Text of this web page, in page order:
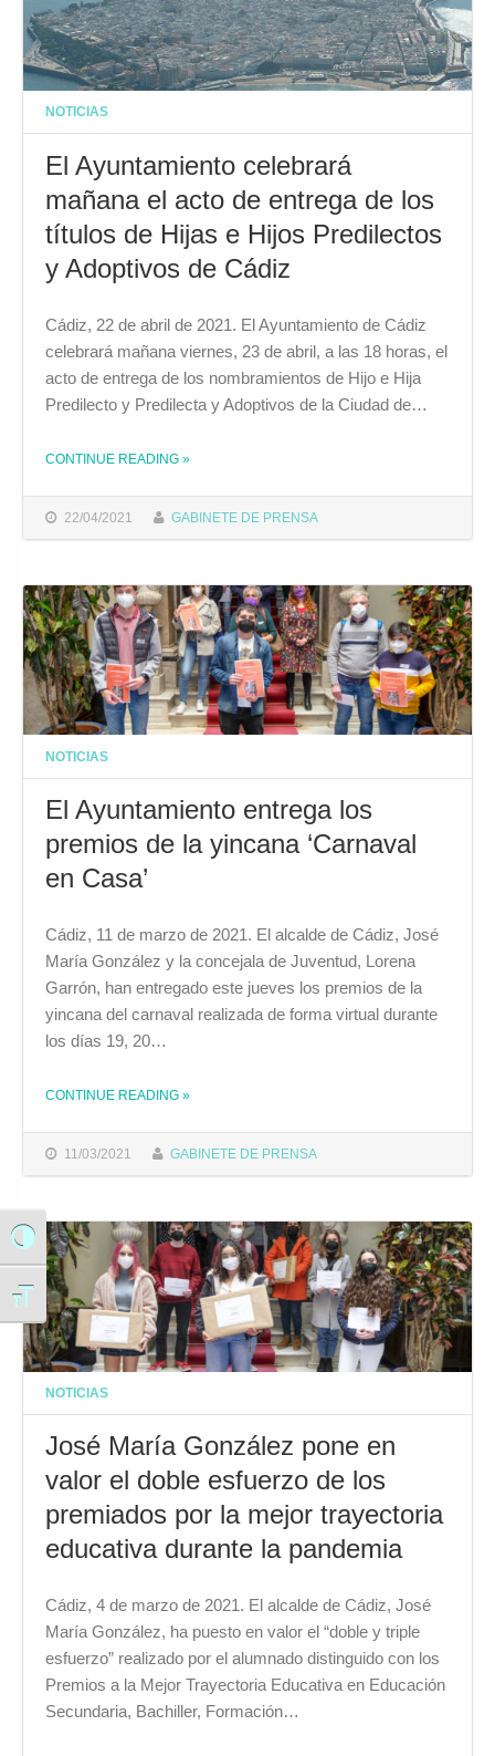
Alternar alto contraste
Alternar tamaño de letra
NOTICIAS
El Ayuntamiento celebrará
mañana el acto de entrega de los
títulos de Hijas e Hijos Predilectos
y Adoptivos de Cádiz
22/04/2021 GABINETE DE PRENSA
Cádiz, 22 de abril de 2021. El Ayuntamiento de Cádiz
celebrará mañana viernes, 23 de abril, a las 18 horas, el
acto de entrega de los nombramientos de Hijo e Hija
Predilecto y Predilecta y Adoptivos de la Ciudad de…
CONTINUE READING
THE "EL AYUNTAMIENTO CELEBRARÁ MAÑANA EL ACTO DE ENTREGA DE LOS TÍTULOS DE HIJAS E HIJOS PREDILECTOS Y ADOPTIVOS DE CÁDIZ"
»
NOTICIAS
El Ayuntamiento entrega los
premios de la yincana ‘Carnaval
en Casa’
11/03/2021 GABINETE DE PRENSA
Cádiz, 11 de marzo de 2021. El alcalde de Cádiz, José
María González y la concejala de Juventud, Lorena
Garrón, han entregado este jueves los premios de la
yincana del carnaval realizada de forma virtual durante
los días 19, 20…
CONTINUE READING THE "EL AYUNTAMIENTO ENTREGA LOS PREMIOS DE LA YINCANA ‘CARNAVAL EN CASA’"
»
NOTICIAS
José María González pone en
valor el doble esfuerzo de los
premiados por la mejor trayectoria
educativa durante la pandemia
Cádiz, 4 de marzo de 2021. El alcalde de Cádiz, José
María González, ha puesto en valor el “doble y triple
esfuerzo” realizado por el alumnado distinguido con los
Premios a la Mejor Trayectoria Educativa en Educación
Secundaria, Bachiller, Formación…